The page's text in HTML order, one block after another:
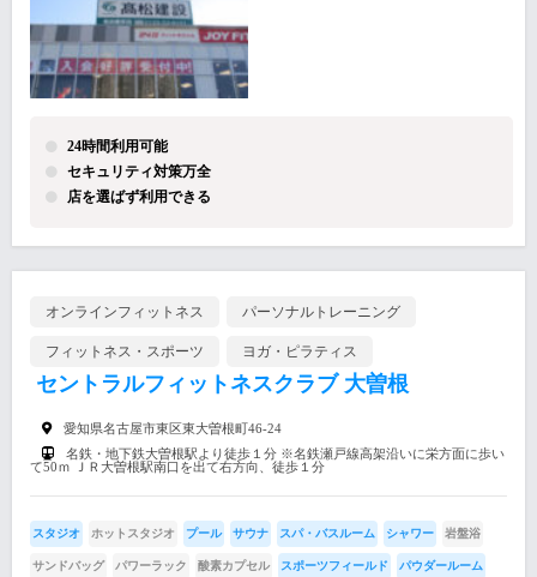
24時間利用可能
セキュリティ対策万全
店を選ばず利用できる
オンラインフィットネス パーソナルトレーニング
フィットネス・スポーツ ヨガ・ピラティス
セントラルフィットネスクラブ 大曽根
愛知県名古屋市東区東大曽根町46-24
名鉄・地下鉄大曽根駅より徒歩１分 ※名鉄瀬戸線高架沿いに栄方面に歩い
て50ｍ ＪＲ大曽根駅南口を出て右方向、徒歩１分
スタジオ ホットスタジオ プール サウナ スパ・バスルーム シャワー 岩盤浴
サンドバッグ パワーラック 酸素カプセル スポーツフィールド パウダールーム